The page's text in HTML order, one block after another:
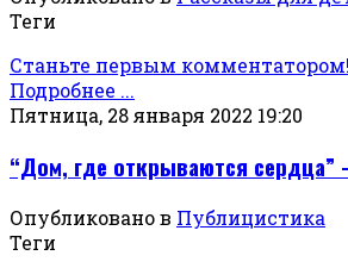
Теги
Станьте первым комментатором!
Подробнее ...
Пятница, 28 января 2022 19:20
“Дом, где открываются сердца”
Опубликовано в Публицистика
Теги